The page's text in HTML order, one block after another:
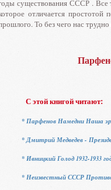
существования СССР . Все
отличается
То без чего нас
С этой книгой читают:
* Парфенов Намедни Наша
* Дмитрий Медведев -
* Ивницкий Голод 1932-1933
* Неизвестный СССР